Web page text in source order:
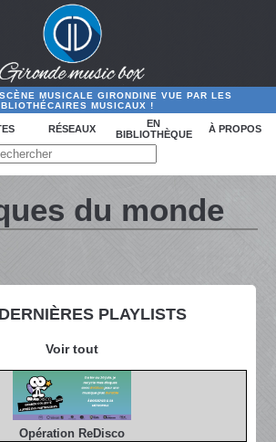
MUSICALE GIRONDINE VUE PAR LES
MUSICAUX !
RÉSEAUX
EN
BIBLIOTHÈQUE
À PROPOS
PLAYLISTS
Voir tout
Opération ReDisco
du monde